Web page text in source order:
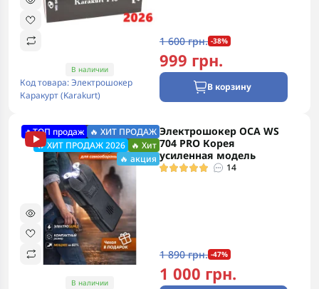
В наличии
Код товара: Электрошокер
Каракурт (Karakurt)
1 600 грн. -38%
999 грн.
В корзину
🔥ТОП продаж 🔥 ХИТ ПРОДАЖ
🔥 ХИТ ПРОДАЖ 2026 🔥 Хит
🔥 акция
В наличии
Электрошокер ОСА WS
704 PRO Корея
усиленная модель
14
1 890 грн. -47%
1 000 грн.